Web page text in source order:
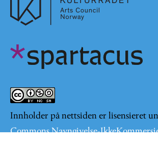
Innholder på nettsiden er lisensieret
Commons Navngivelse-